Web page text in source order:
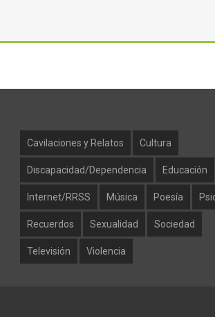
Cavilaciones y Relatos Cultura
Discapacidad/Dependencia Educación
Internet/RRSS Música Poesía
Recuerdos Sexualidad Sociedad
Televisión Violencia